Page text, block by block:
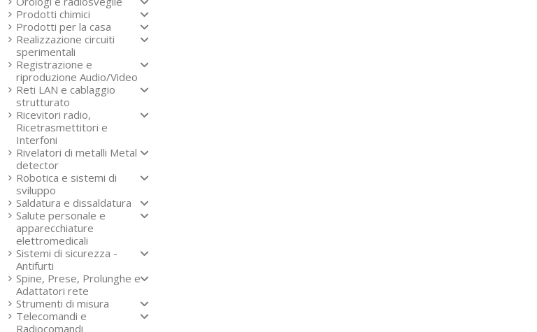
Prodotti chimici
Prodotti per la casa
Realizzazione circuiti
sperimentali
Registrazione e
riproduzione Audio/Video
Reti LAN e cablaggio
strutturato
Ricevitori radio,
Ricetrasmettitori e
Interfoni
Rivelatori di metalli Metal
detector
Robotica e sistemi di
sviluppo
Saldatura e dissaldatura
Salute personale e
apparecchiature
elettromedicali
Sistemi di sicurezza -
Antifurti
Spine, Prese, Prolunghe e
Adattatori rete
Strumenti di misura
Telecomandi e
Radiocomandi